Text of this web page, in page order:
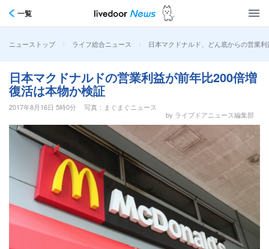
一覧
ニューストップ > ライフ総合ニュース > 日本マクドナルド、どん底からの営業
日本マクドナルドの営業利益が前年比200倍増
復活は本物か検証
2017年8月16日 5時0分
写真：まぐまぐニュース
by ライブドアニュース編集部